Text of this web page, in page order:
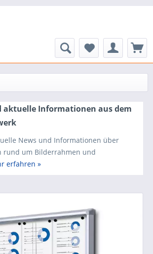
aktuelle Informationen aus dem
News und Informationen über
rund um Bilderrahmen und
erfahren »